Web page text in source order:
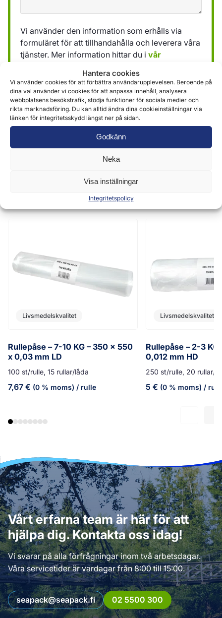
Hantera cookies
Vi använder cookies för att förbättra användarupplevelsen. Beroende på
dina val använder vi cookies för att anpassa innehåll, analysera
webbplatsens besökstrafik, stödja funktioner för sociala medier och
rikta marknadsföring. Du kan alltid ändra dina cookieinställningar via
länken för integritetsskydd längst ner på sidan.
Godkänn
Neka
Visa inställningar
Integritetspolicy
Vi använder den information som erhålls via
formuläret för att tillhandahålla och leverera våra
tjänster. Mer information hittar du i vår
Skicka
Livsmedelskvalitet
Rullepåse – 7-10 KG – 350 x 550
x 0,03 mm LD
100 st/rulle, 15 rullar/låda
7,67 € (0 % moms) / rulle
Livsmedelskvalitet
Rullepåse – 2-3 KG
0,012 mm HD
250 st/rulle, 20 rullar/
5 € (0 % moms) /
Vårt erfarna team är här för att
hjälpa dig. Kontakta oss idag!
Vi svarar på alla förfrågningar inom två arbetsdagar.
Våra servicetider är vardagar från 8:00 till 15:00.
seapack@seapack.fi 02 5500 300